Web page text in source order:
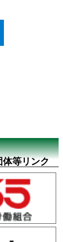
体等リンク